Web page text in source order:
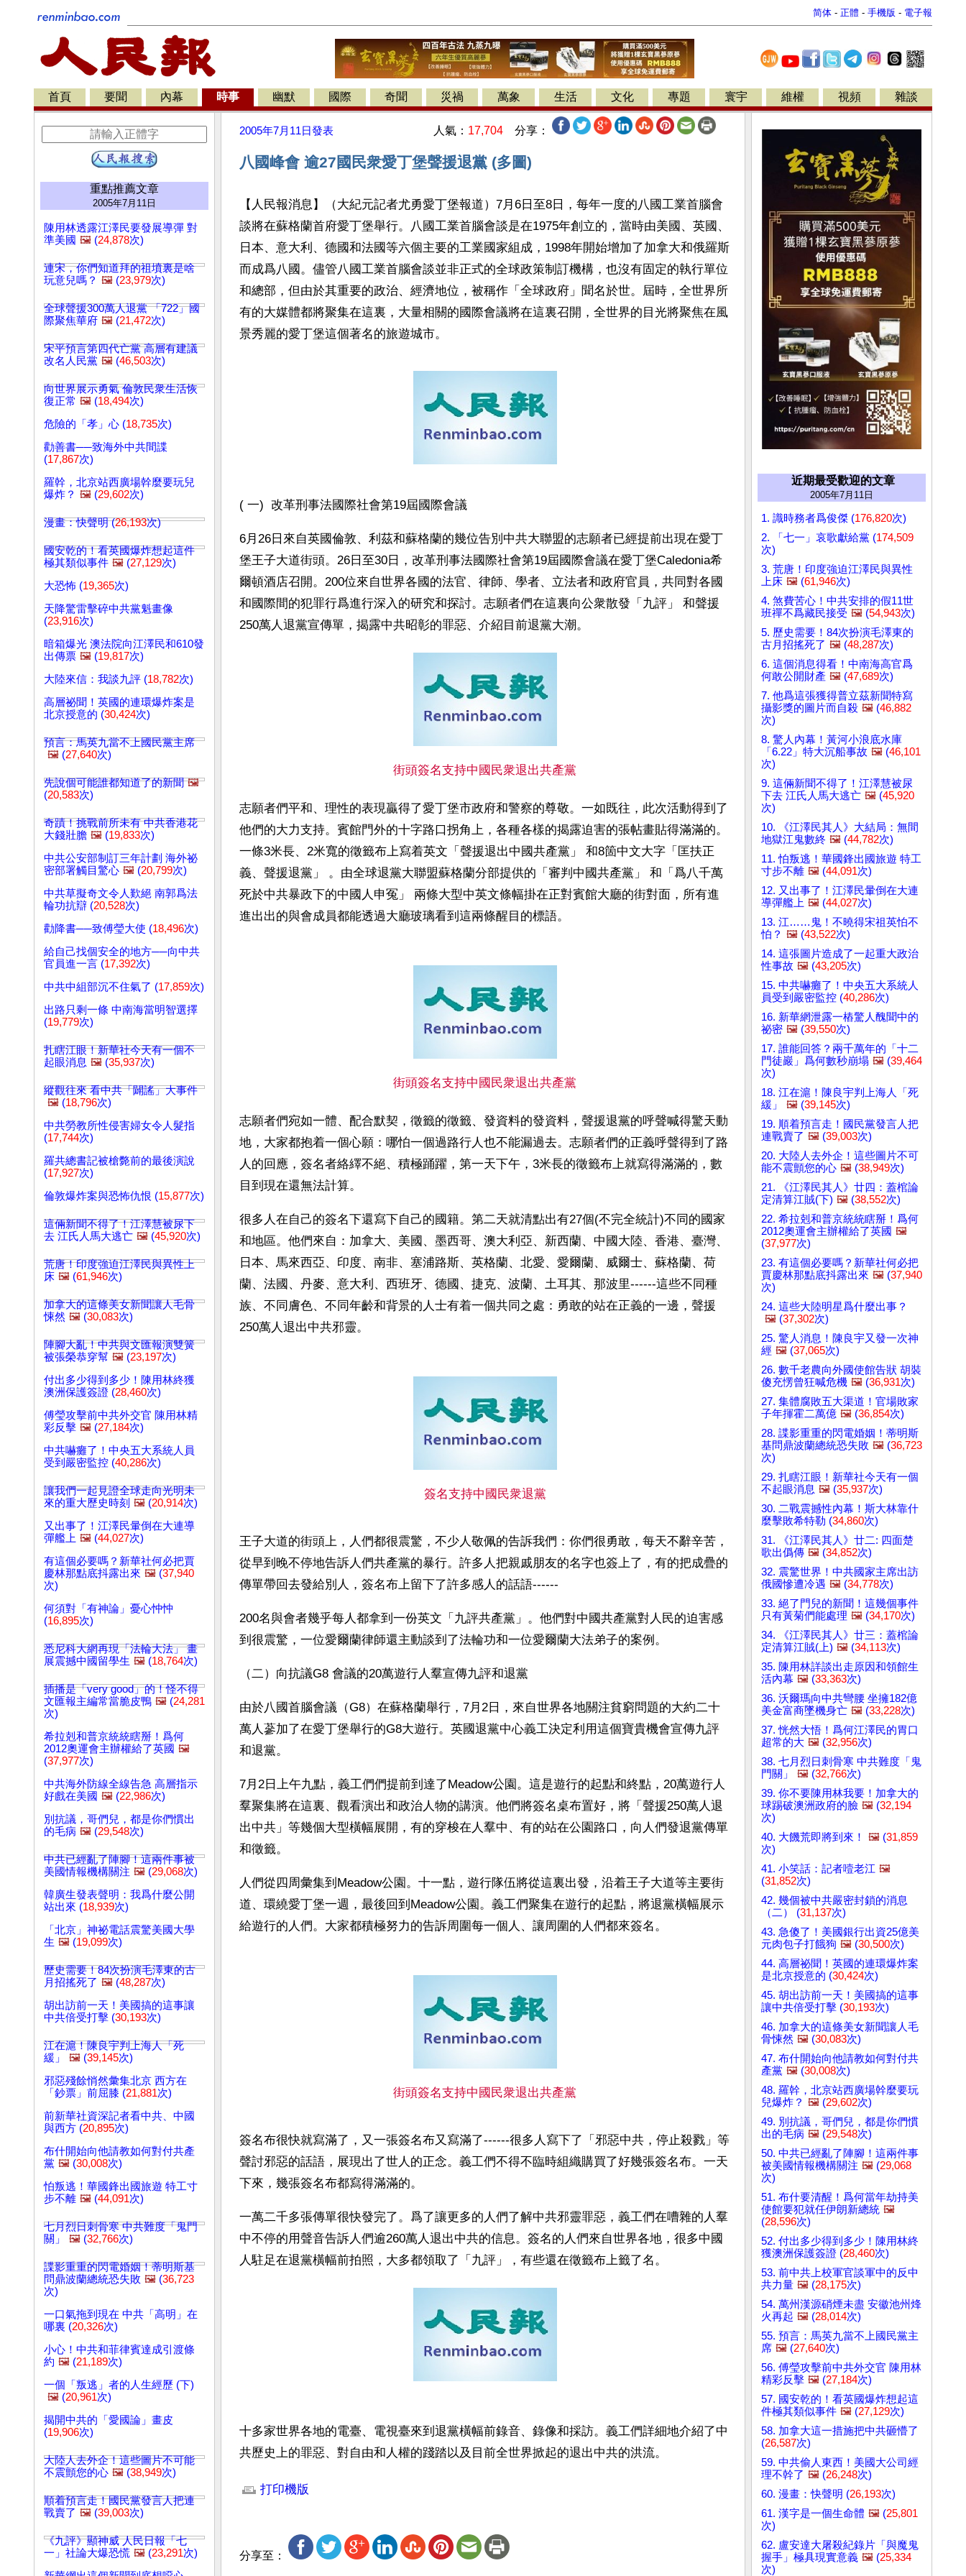
简体 - 正體 - 手機版 - 電子報
首頁 要聞 內幕 時事 幽默 國際 奇聞 災禍 萬象 生活 文化 專題 寰宇 維權 視頻 雜談
重點推薦文章
2005年7月11日
陳用林透露江澤民要發展導彈 對
準美國 🖼️ (24,878次)
連宋，你們知道拜的祖墳裏是啥
玩意兒嗎？ 🖼️ (23,979次)
全球聲援300萬人退黨 「722」國
際聚焦華府 🖼️ (21,472次)
宋平預言第四代亡黨 高層有建議
改名人民黨 🖼️ (46,503次)
向世界展示勇氣 倫敦民衆生活恢
復正常 🖼️ (18,494次)
危險的「孝」心 (18,735次)
勸善書──致海外中共間諜
(17,867次)
羅幹，北京站西廣場幹麼要玩兒
爆炸？ 🖼️ (29,602次)
漫畫：快聲明 (26,193次)
國安乾的！看英國爆炸想起這件
極其類似事件 🖼️ (27,129次)
大恐怖 (19,365次)
天降驚雷擊碎中共黨魁畫像
(23,916次)
暗箱爆光 澳法院向江澤民和610發
出傳票 🖼️ (19,817次)
大陸來信：我談九評 (18,782次)
高層祕聞！英國的連環爆炸案是
北京授意的 (30,424次)
預言：馬英九當不上國民黨主席
🖼️ (27,640次)
先說個可能誰都知道了的新聞 🖼️
(20,583次)
奇蹟！挑戰前所未有 中共香港花
大錢壯膽 🖼️ (19,833次)
中共公安部制訂三年計劃 海外祕
密部署觸目驚心 🖼️ (20,799次)
中共草擬奇文令人歎絕 南郭爲法
輪功抗辯 (20,528次)
勸降書──致傅瑩大使 (18,496次)
給自己找個安全的地方──向中共
官員進一言 (17,392次)
中共中組部沉不住氣了 (17,859次)
出路只剩一條 中南海當明智選擇
(19,779次)
扎瞎江眼！新華社今天有一個不
起眼消息 🖼️ (35,937次)
縱觀往來 看中共「闢謠」大事件
🖼️ (18,796次)
中共勞教所性侵害婦女令人髮指
(17,744次)
羅共總書記被槍斃前的最後演說
(17,927次)
倫敦爆炸案與恐怖仇恨 (15,877次)
這倆新聞不得了！江澤慧被尿下
去 江氏人馬大逃亡 🖼️ (45,920次)
荒唐！印度強迫江澤民與異性上
床 🖼️ (61,946次)
加拿大的這條美女新聞讓人毛骨
悚然 🖼️ (30,083次)
陣腳大亂！中共與文匯報演雙簧
被張榮恭穿幫 🖼️ (23,197次)
付出多少得到多少！陳用林終獲
澳洲保護簽證 (28,460次)
傅瑩攻擊前中共外交官 陳用林精
彩反擊 🖼️ (27,184次)
中共嚇癱了！中央五大系統人員
受到嚴密監控 (40,286次)
讓我們一起見證全球走向光明未
來的重大歷史時刻 🖼️ (20,914次)
又出事了！江澤民暈倒在大連導
彈艦上 🖼️ (44,027次)
有這個必要嗎？新華社何必把賈
慶林那點底抖露出來 🖼️ (37,940
次)
何須對「有神論」憂心忡忡
(16,895次)
悉尼科大網再現「法輪大法」 畫
展震撼中國留學生 🖼️ (18,764次)
插播是「very good」的！怪不得
文匯報主編常當脆皮鴨 🖼️ (24,281
次)
希拉剋和普京統統瞎掰！爲何
2012奧運會主辦權給了英國 🖼️
(37,977次)
中共海外防線全線告急 高層指示
好戲在美國 🖼️ (22,986次)
別抗議，哥們兒，都是你們慣出
的毛病 🖼️ (29,548次)
中共已經亂了陣腳！這兩件事被
美國情報機構關注 🖼️ (29,068次)
韓廣生發表聲明：我爲什麼公開
站出來 (18,939次)
「北京」神祕電話震驚美國大學
生 🖼️ (19,099次)
歷史需要！84次扮演毛澤東的古
月招搖死了 🖼️ (48,287次)
胡出訪前一天！美國搞的這事讓
中共倍受打擊 (30,193次)
江在滬！陳良宇判上海人「死
緩」
🖼️ (39,145次)
邪惡殘餘悄然彙集北京 西方在
「鈔票」前屈膝 (21,881次)
前新華社資深記者看中共、中國
與西方 (20,895次)
布什開始向他請教如何對付共產
黨 🖼️ (30,008次)
怕叛逃！華國鋒出國旅遊 特工寸
步不離 🖼️ (44,091次)
七月烈日刺骨寒 中共難度「鬼門
關」
🖼️ (32,766次)
諜影重重的閃電婚姻！蒂明斯基
問鼎波蘭總統恐失敗 🖼️ (36,723
次)
一口氣拖到現在 中共「高明」在
哪裏 (20,326次)
小心！中共和菲律賓達成引渡條
約 🖼️ (21,189次)
一個「叛逃」者的人生經歷 (下)
🖼️ (20,961次)
揭開中共的「愛國論」畫皮
(19,906次)
大陸人去外企！這些圖片不可能
不震顫您的心 🖼️ (38,949次)
順着預言走！國民黨發言人把連
戰賣了 🖼️ (39,003次)
《九評》顯神威 人民日報「七
一」社論大爆恐慌 🖼️ (23,291次)
2005年7月11日發表 人氣： 17,704 分享：
八國峰會 逾27國民衆愛丁堡聲援退黨 (多圖)
【人民報消息】（大紀元記者尤勇愛丁堡報道）7月6日至8日，每年一度的八國工業首腦會
談將在蘇格蘭首府愛丁堡舉行。八國工業首腦會談是在1975年創立的，當時由美國、英國、
日本、意大利、德國和法國等六個主要的工業國家組成，1998年開始增加了加拿大和俄羅斯
而成爲八國。儘管八國工業首腦會談並非正式的全球政策制訂機構，也沒有固定的執行單位
和總部，但由於其重要的政治、經濟地位，被稱作「全球政府」聞名於世。屆時，全世界所
有的大媒體都將聚集在這裏，大量相關的國際會議將在這裏召開，全世界的目光將聚焦在風
景秀麗的愛丁堡這個著名的旅遊城市。
( 一)  改革刑事法國際社會第19屆國際會議
6月26日來自英國倫敦、利茲和蘇格蘭的幾位告別中共大聯盟的志願者已經提前出現在愛丁
堡王子大道街頭。26日至30日，改革刑事法國際社會第19屆國際會議在愛丁堡Caledonia希
爾頓酒店召開。200位來自世界各國的法官、律師、學者、立法者和政府官員，共同對各國
和國際間的犯罪行爲進行深入的研究和探討。志願者們在這裏向公衆散發「九評」 和聲援
250萬人退黨宣傳單，揭露中共昭彰的罪惡、介紹目前退黨大潮。
街頭簽名支持中國民衆退出共產黨
志願者們平和、理性的表現贏得了愛丁堡市政府和警察的尊敬。一如既往，此次活動得到了
他們的大力支持。賓館門外的十字路口拐角上，各種各樣的揭露迫害的張帖畫貼得滿滿的。
一條3米長、2米寬的徵籤布上寫着英文「聲援退出中國共產黨」 和8箇中文大字「匡扶正
義、聲援退黨」 。由全球退黨大聯盟蘇格蘭分部提供的「審判中國共產黨」 和「爲八千萬
死於中共暴政下的中國人申冤」 兩條大型中英文條幅掛在正對賓館大廳的街對面，所有進
進出出的與會成員都能透過大廳玻璃看到這兩條醒目的標語。
街頭簽名支持中國民衆退出共產黨
志願者們宛如一體、配合默契，徵籤的徵籤、發資料的發資料，聲援退黨的呼聲喊得驚天動
地，大家都抱着一個心願：哪怕一個過路行人也不能漏過去。志願者們的正義呼聲得到了路
人的回應，簽名者絡繹不絕、積極踊躍，第一天下午，3米長的徵籤布上就寫得滿滿的，數
目到現在還無法計算。
很多人在自己的簽名下還寫下自己的國籍。第二天就清點出有27個(不完全統計)不同的國家
和地區。他們來自：加拿大、美國、墨西哥、澳大利亞、新西蘭、中國大陸、香港、臺灣、
日本、馬來西亞、印度、南非、塞浦路斯、英格蘭、北愛、愛爾蘭、威爾士、蘇格蘭、荷
蘭、法國、丹麥、意大利、西班牙、德國、捷克、波蘭、土耳其、那波里------這些不同種
族、不同膚色、不同年齡和背景的人士有着一個共同之處：勇敢的站在正義的一邊，聲援
250萬人退出中共邪靈。
簽名支持中國民衆退黨
王子大道的街頭上，人們都很震驚，不少人敬佩的告訴我們：你們很勇敢，每天不辭辛苦，
從早到晚不停地告訴人們共產黨的暴行。許多人把親戚朋友的名字也簽上了，有的把成疊的
傳單帶回去發給別人，簽名布上留下了許多感人的話語------
200名與會者幾乎每人都拿到一份英文「九評共產黨」。他們對中國共產黨對人民的迫害感
到很震驚，一位愛爾蘭律師還主動談到了法輪功和一位愛爾蘭大法弟子的案例。
（二）向抗議G8 會議的20萬遊行人羣宣傳九評和退黨
由於八國首腦會議（G8）在蘇格蘭舉行，7月2日，來自世界各地關注貧窮問題的大約二十
萬人蔘加了在愛丁堡舉行的G8大遊行。英國退黨中心義工決定利用這個寶貴機會宣傳九評
和退黨。
7月2日上午九點，義工們們提前到達了Meadow公園。這是遊行的起點和終點，20萬遊行人
羣聚集將在這裏、觀看演出和政治人物的講演。他們將簽名桌布置好，將「聲援250萬人退
出中共」等幾個大型橫幅展開，有的穿梭在人羣中、有的站在公園路口，向人們發退黨傳單
和徵籤。
人們從四周彙集到Meadow公園。十一點，遊行隊伍將從這裏出發，沿着王子大道等主要街
道、環繞愛丁堡一週，最後回到Meadow公園。義工們聚集在遊行的起點，將退黨橫幅展示
給遊行的人們。大家都積極努力的告訴周圍每一個人、讓周圍的人們都來簽名。
街頭簽名支持中國民衆退出共產黨
簽名布很快就寫滿了，又一張簽名布又寫滿了------很多人寫下了「邪惡中共，停止殺戮」等
聲討邪惡的話語，展現出了世人的正念。義工們不得不臨時組織購買了好幾張簽名布。一天
下來，幾張簽名布都寫得滿滿的。
一萬二千多張傳單很快發完了。爲了讓更多的人們了解中共邪靈罪惡，義工們在嘈雜的人羣
中不停的用聲音告訴人們逾260萬人退出中共的信息。簽名的人們來自世界各地，很多中國
人駐足在退黨橫幅前拍照，大多都領取了「九評」，有些還在徵籤布上籤了名。
十多家世界各地的電臺、電視臺來到退黨橫幅前錄音、錄像和採訪。義工們詳細地介紹了中
共歷史上的罪惡、對自由和人權的踐踏以及目前全世界掀起的退出中共的洪流。
打印機版
分享至：
近期最受歡迎的文章
2005年7月11日
1. 識時務者爲俊傑 (176,820次)
2. 「七一」哀歌獻給黨 (174,509
次)
3. 荒唐！印度強迫江澤民與異性
上床 🖼️ (61,946次)
4. 煞費苦心！中共安排的假11世
班禪不爲藏民接受 🖼️ (54,943次)
5. 歷史需要！84次扮演毛澤東的
古月招搖死了 🖼️ (48,287次)
6. 這個消息得看！中南海高官爲
何敢公開財產 🖼️ (47,689次)
7. 他爲這張獲得普立茲新聞特寫
攝影獎的圖片而自殺 🖼️ (46,882
次)
8. 驚人內幕！黃河小浪底水庫
「6.22」特大沉船事故 🖼️ (46,101
次)
9. 這倆新聞不得了！江澤慧被尿
下去 江氏人馬大逃亡 🖼️ (45,920
次)
10. 《江澤民其人》大結局：無間
地獄江鬼數終 🖼️ (44,782次)
11. 怕叛逃！華國鋒出國旅遊 特工
寸步不離 🖼️ (44,091次)
12. 又出事了！江澤民暈倒在大連
導彈艦上 🖼️ (44,027次)
13. 江……鬼！不曉得宋祖英怕不
怕？ 🖼️ (43,522次)
14. 這張圖片造成了一起重大政治
性事故 🖼️ (43,205次)
15. 中共嚇癱了！中央五大系統人
員受到嚴密監控 (40,286次)
16. 新華網泄露一樁驚人醜聞中的
祕密 🖼️ (39,550次)
17. 誰能回答？兩千萬年的「十二
門徒巖」爲何數秒崩塌 🖼️ (39,464
次)
18. 江在滬！陳良宇判上海人「死
緩」
🖼️ (39,145次)
19. 順着預言走！國民黨發言人把
連戰賣了 🖼️ (39,003次)
20. 大陸人去外企！這些圖片不可
能不震顫您的心 🖼️ (38,949次)
21. 《江澤民其人》廿四：蓋棺論
定清算江賊(下) 🖼️ (38,552次)
22. 希拉剋和普京統統瞎掰！爲何
2012奧運會主辦權給了英國 🖼️
(37,977次)
23. 有這個必要嗎？新華社何必把
賈慶林那點底抖露出來 🖼️ (37,940
次)
24. 這些大陸明星爲什麼出事？
🖼️ (37,302次)
25. 驚人消息！陳良宇又發一次神
經 🖼️ (37,065次)
26. 數千老農向外國使館告狀 胡裝
傻充愣曾狂喊危機 🖼️ (36,931次)
27. 集體腐敗五大渠道！官場敗家
子年揮霍二萬億 🖼️ (36,854次)
28. 諜影重重的閃電婚姻！蒂明斯
基問鼎波蘭總統恐失敗 🖼️ (36,723
次)
29. 扎瞎江眼！新華社今天有一個
不起眼消息 🖼️ (35,937次)
30. 二戰震撼性內幕！斯大林靠什
麼擊敗希特勒 (34,860次)
31. 《江澤民其人》廿二: 四面楚
歌出僞傳 🖼️ (34,852次)
32. 震驚世界！中共國家主席出訪
俄國慘遭冷遇 🖼️ (34,778次)
33. 絕了門兒的新聞！這幾個事件
只有黃菊們能處理 🖼️ (34,170次)
34. 《江澤民其人》廿三：蓋棺論
定清算江賊(上) 🖼️ (34,113次)
35. 陳用林詳談出走原因和領館生
活內幕 🖼️ (33,363次)
36. 沃爾瑪向中共彎腰 坐擁182億
美金富商墜機身亡 🖼️ (33,228次)
37. 恍然大悟！爲何江澤民的胃口
超常的大 🖼️ (32,956次)
38. 七月烈日刺骨寒 中共難度「鬼
門關」
🖼️ (32,766次)
39. 你不要陳用林我要！加拿大的
球踢破澳洲政府的臉 🖼️ (32,194
次)
40. 大饑荒即將到來！
🖼️ (31,859
次)
41. 小笑話：記者噎老江 🖼️
(31,852次)
42. 幾個被中共嚴密封鎖的消息
（二） (31,137次)
43. 急傻了！美國銀行出資25億美
元肉包子打餓狗 🖼️ (30,500次)
44. 高層祕聞！英國的連環爆炸案
是北京授意的 (30,424次)
45. 胡出訪前一天！美國搞的這事
讓中共倍受打擊 (30,193次)
46. 加拿大的這條美女新聞讓人毛
骨悚然 🖼️ (30,083次)
47. 布什開始向他請教如何對付共
產黨 🖼️ (30,008次)
48. 羅幹，北京站西廣場幹麼要玩
兒爆炸？ 🖼️ (29,602次)
49. 別抗議，哥們兒，都是你們慣
出的毛病 🖼️ (29,548次)
50. 中共已經亂了陣腳！這兩件事
被美國情報機構關注 🖼️ (29,068
次)
51. 布什要清醒！爲何當年劫持美
使館要犯就任伊朗新總統 🖼️
(28,596次)
52. 付出多少得到多少！陳用林終
獲澳洲保護簽證 (28,460次)
53. 前中共上校軍官談軍中的反中
共力量 🖼️ (28,175次)
54. 萬州漢源硝煙未盡 安徽池州烽
火再起 🖼️ (28,014次)
55. 預言：馬英九當不上國民黨主
席 🖼️ (27,640次)
56. 傅瑩攻擊前中共外交官 陳用林
精彩反擊 🖼️ (27,184次)
57. 國安乾的！看英國爆炸想起這
件極其類似事件 🖼️ (27,129次)
58. 加拿大這一措施把中共砸懵了
(26,587次)
59. 中共偷人東西！美國大公司經
理不幹了 🖼️ (26,248次)
60. 漫畫：快聲明 (26,193次)
61. 漢字是一個生命體 🖼️ (25,801
次)
62. 盧安達大屠殺紀錄片「與魔鬼
握手」極具現實意義 🖼️ (25,334
次)